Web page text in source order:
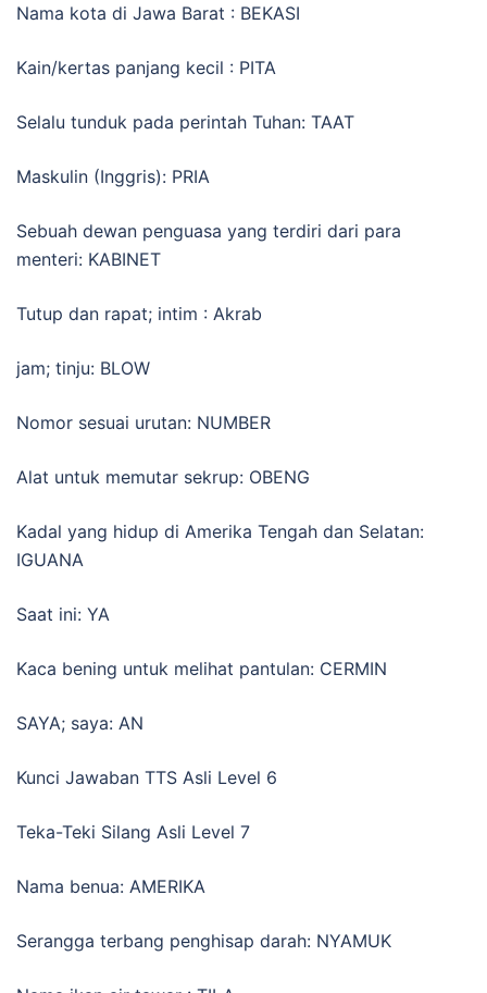
Nama kota di Jawa Barat : BEKASI
Kain/kertas panjang kecil : PITA
Selalu tunduk pada perintah Tuhan: TAAT
Maskulin (Inggris): PRIA
Sebuah dewan penguasa yang terdiri dari para
menteri: KABINET
Tutup dan rapat; intim : Akrab
jam; tinju: BLOW
Nomor sesuai urutan: NUMBER
Alat untuk memutar sekrup: OBENG
Kadal yang hidup di Amerika Tengah dan Selatan:
IGUANA
Saat ini: YA
Kaca bening untuk melihat pantulan: CERMIN
SAYA; saya: AN
Kunci Jawaban TTS Asli Level 6
Teka-Teki Silang Asli Level 7
Nama benua: AMERIKA
Serangga terbang penghisap darah: NYAMUK